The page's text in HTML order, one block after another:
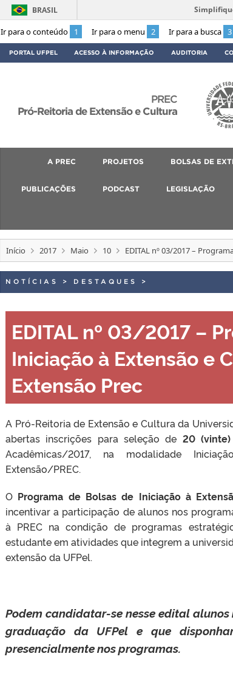
Ir para o conteúdo 1 Ir para o menu 2 Ir para a busca 3
BRASIL
PORTAL UFPEL ACESSO À INFORMAÇÃO AUDITORIA
PREC
Pró-Reitoria de Extensão e Cultura
A PREC PROJETOS BOLSAS DE
PUBLICAÇÕES PODCAST LEGISLAÇÃO
Início 2017 Maio 10 EDITAL nº 03/2017 –
NOTÍCIAS > DESTAQUES >
EDITAL nº 03/2017 –
Iniciação à Extensão e
Extensão Prec
A Pró-Reitoria de Extensão e Cultura da
abertas inscrições para seleção de 20 (vinte)
Acadêmicas/2017, na modalidade
Extensão/PREC.
O Programa de Bolsas de Iniciação à
incentivar a participação de alunos nos
à PREC na condição de programas
estudante em atividades que integrem a
extensão da UFPel.
Podem candidatar-se nesse edital
graduação da UFPel e que
presencialmente nos programas.